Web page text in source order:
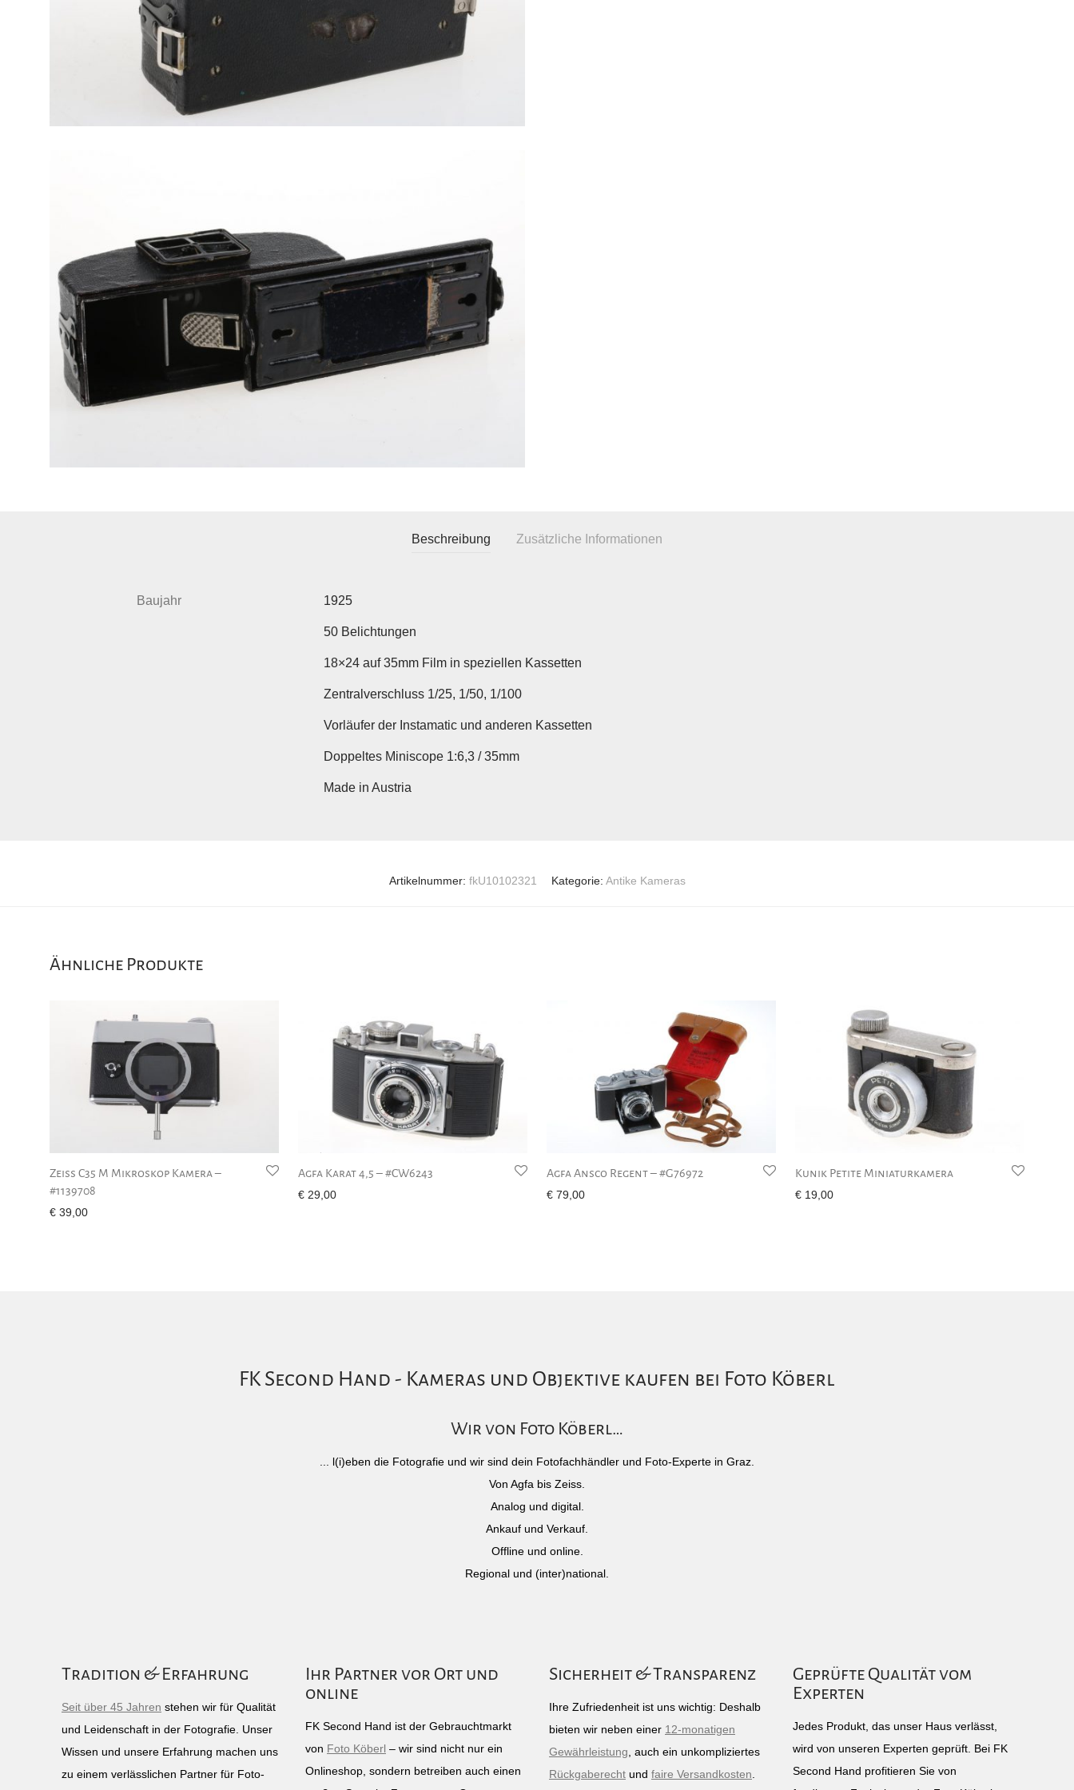
Beschreibung Zusätzliche Informationen
Baujahr 1925
50 Belichtungen
18×24 auf 35mm Film in speziellen Kassetten
Zentralverschluss 1/25, 1/50, 1/100
Vorläufer der Instamatic und anderen Kassetten
Doppeltes Miniscope 1:6,3 / 35mm
Made in Austria
Artikelnummer: fkU10102321 Kategorie: Antike Kameras
Ähnliche Produkte
Zeiss C35 M Mikroskop Kamera –
#1139708
€ 39,00
Agfa Karat 4,5 – #CW6243
€ 29,00
Agfa Ansco Regent – #G76972
€ 79,00
Kunik Petite Miniaturkamera
€ 19,00
FK Second Hand - Kameras und Objektive kaufen bei Foto Köberl
Wir von Foto Köberl…
... l(i)eben die Fotografie und wir sind dein Fotofachhändler und Foto-Experte in Graz.
Von Agfa bis Zeiss.
Analog und digital.
Ankauf und Verkauf.
Offline und online.
Regional und (inter)national.
Tradition & Erfahrung
Seit über 45 Jahren stehen wir für Qualität
und Leidenschaft in der Fotografie. Unser
Wissen und unsere Erfahrung machen uns
zu einem verlässlichen Partner für Foto-
Ihr Partner vor Ort und
online
FK Second Hand ist der Gebrauchtmarkt
von Foto Köberl – wir sind nicht nur ein
Onlineshop, sondern betreiben auch einen
Sicherheit & Transparenz
Ihre Zufriedenheit ist uns wichtig: Deshalb
bieten wir neben einer 12-monatigen
Gewährleistung , auch ein unkompliziertes
Rückgaberecht und faire Versandkosten
Geprüfte Qualität vom
Experten
Jedes Produkt, das unser Haus verlässt,
wird von unseren Experten geprüft. Bei FK
Second Hand profitieren Sie von